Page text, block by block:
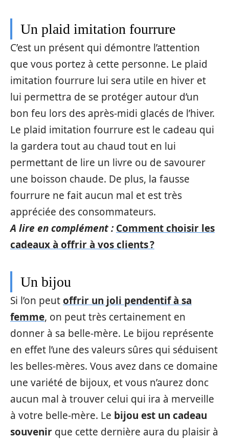
Un plaid imitation fourrure
C’est un présent qui démontre l’attention
que vous portez à cette personne. Le plaid
imitation fourrure lui sera utile en hiver et
lui permettra de se protéger autour d’un
bon feu lors des après-midi glacés de l’hiver.
Le plaid imitation fourrure est le cadeau qui
la gardera tout au chaud tout en lui
permettant de lire un livre ou de savourer
une boisson chaude. De plus, la fausse
fourrure ne fait aucun mal et est très
appréciée des consommateurs.
A lire en complément : Comment choisir les
cadeaux à offrir à vos clients ?
Un bijou
Si l’on peutoffrir un joli pendentif à sa
femme, on peut très certainement en
donner à sa belle-mère. Le bijou représente
en effet l’une des valeurs sûres qui séduisent
les belles-mères. Vous avez dans ce domaine
une variété de bijoux, et vous n’aurez donc
aucun mal à trouver celui qui ira à merveille
à votre belle-mère. Le bijou est un cadeau
souvenir que cette dernière aura du plaisir à